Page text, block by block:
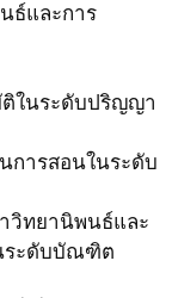
ธ์และการ
ติในระดับปริญญา
การสอนในระดับ
วิทยานิพนธ์และ
ระดับบัณฑิต